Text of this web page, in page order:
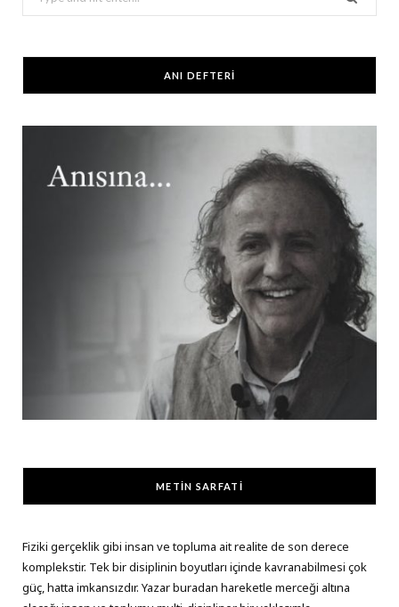
for:
ANI DEFTERİ
METIN SARFATI
Fiziki gerçeklik gibi insan ve topluma ait realite de son derece
komplekstir. Tek bir disiplinin boyutları içinde kavranabilmesi çok
güç, hatta imkansızdır. Yazar buradan hareketle merceği altına